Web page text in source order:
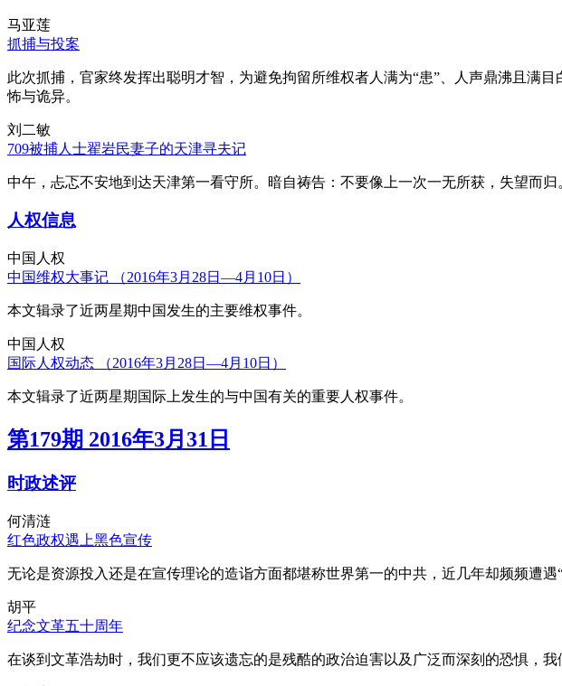
马亚莲
抓捕与投案
此次抓捕，官家终发挥出聪明才智，为避免拘留所维权者人满为“患”、人声鼎沸且满
怖与诡异。
刘二敏
709被捕人士翟岩民妻子的天津寻夫记
中午，忐忑不安地到达天津第一看守所。暗自祷告：不要像上一次一无所获，失望而归
人权信息
中国人权
中国维权大事记 （2016年3月28日—4月10日）
本文辑录了近两星期中国发生的主要维权事件。
中国人权
国际人权动态 （2016年3月28日—4月10日）
本文辑录了近两星期国际上发生的与中国有关的重要人权事件。
第179期 2016年3月31日
时政述评
何清涟
红色政权遇上黑色宣传
无论是资源投入还是在宣传理论的造诣方面都堪称世界第一的中共，近几年却频频遭遇
胡平
纪念文革五十周年
在谈到文革浩劫时，我们更不应该遗忘的是残酷的政治迫害以及广泛而深刻的恐惧，